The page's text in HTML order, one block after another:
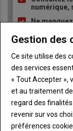
puce
numérique,
Ne
Sous-
titre
TITRE
Gestion des
Ce site utilise des
des services
« Tout Accepter »,
et au traitement
regard des
revenir sur vos
préférences